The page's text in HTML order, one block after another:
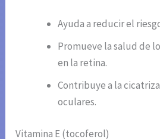
Ayuda a reducir el
Promueve la salud de
en la retina.
Contribuye a la
oculares.
Vitamina E (tocoferol)